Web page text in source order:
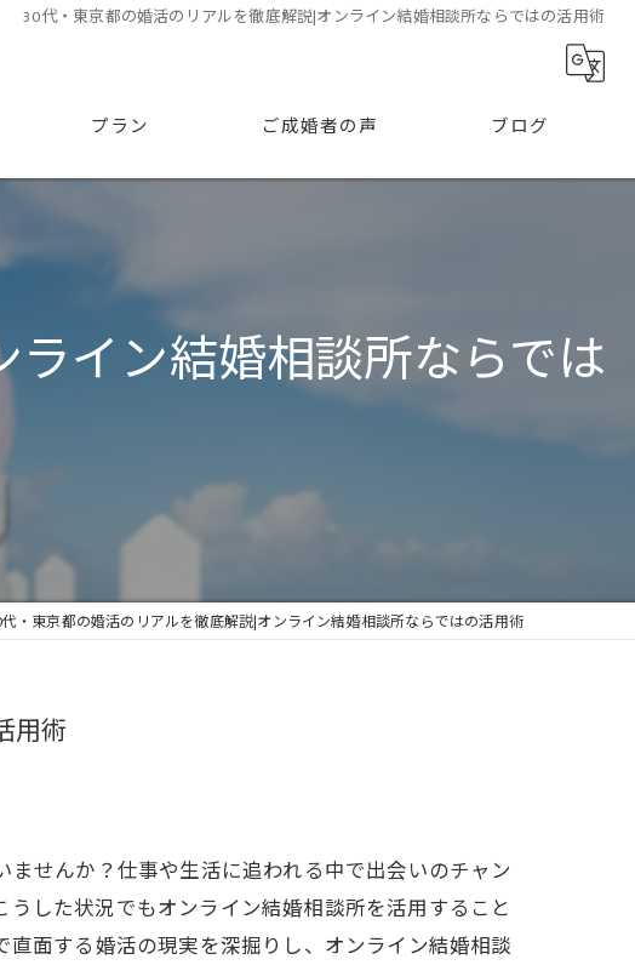
30代・東京都の婚活のリアルを徹底解説|オンライン結婚相談所ならではの活用術
プラン ご成婚者の声 ブログ
イン結婚相談所ならでは
・東京都の婚活のリアルを徹底解説|オンライン結婚相談所ならではの活用術
用術
せんか？仕事や生活に追われる中で出会いのチャン
した状況でもオンライン結婚相談所を活用すること
面する婚活の現実を深掘りし、オンライン結婚相談